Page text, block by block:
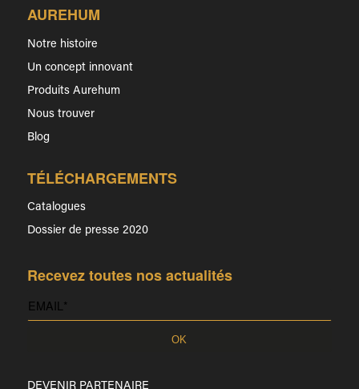
AUREHUM
Notre histoire
Un concept innovant
Produits Aurehum
Nous trouver
Blog
TÉLÉCHARGEMENTS
Catalogues
Dossier de presse 2020
Recevez toutes nos actualités
DEVENIR PARTENAIRE